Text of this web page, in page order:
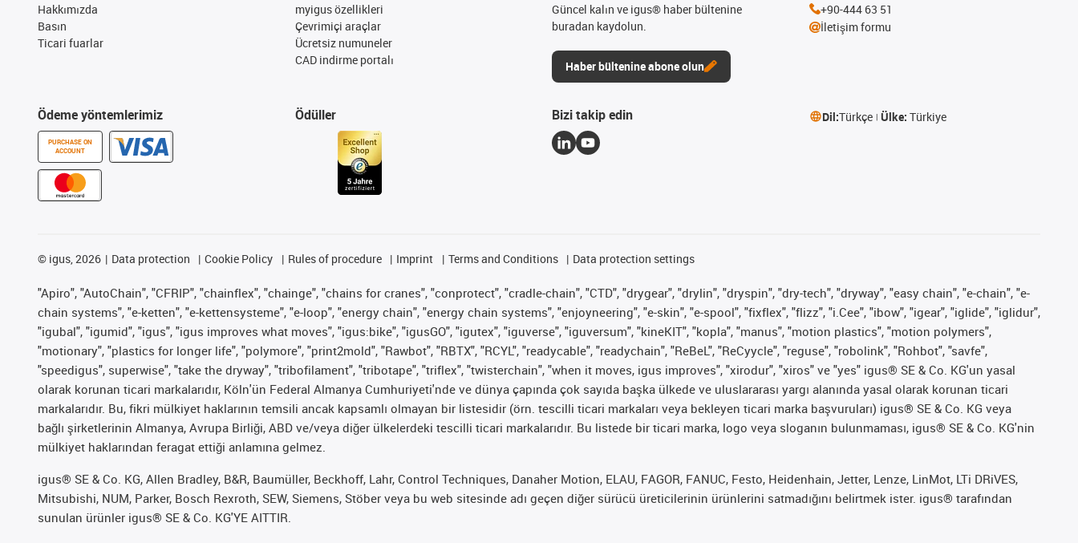
Hakkımızda
Basın
Ticari fuarlar
Ödeme yöntemlerimiz
PURCHASE ON
ACCOUNT
myigus özellikleri
Çevrimiçi araçlar
Ücretsiz numuneler
CAD indirme portalı
Ödüller
Güncel kalın ve igus® haber bültenine
buradan kaydolun.
Haber bültenine abone olun
+90-444 63 51
İletişim formu
Bizi takip edin Dil:Türkçe Ülke: Türkiye
© igus, 2026 Data protection Cookie Policy Rules of procedure Imprint Terms and Conditions Data protection settings
"Apiro", "AutoChain", "CFRIP", "chainflex", "chainge", "chains for cranes", "conprotect", "cradle-chain", "CTD", "drygear", "drylin", "dryspin", "dry-tech", "dryway", "easy chain", "e-chain", "e-
chain systems", "e-ketten", "e-kettensysteme", "e-loop", "energy chain", "energy chain systems", "enjoyneering", "e-skin", "e-spool", "fixflex", "flizz", "i.Cee", "ibow", "igear", "iglide", "iglidur",
"igubal", "igumid", "igus", "igus improves what moves", "igus:bike", "igusGO", "igutex", "iguverse", "iguversum", "kineKIT", "kopla", "manus", "motion plastics", "motion polymers",
"motionary", "plastics for longer life", "polymore", "print2mold", "Rawbot", "RBTX", "RCYL", "readycable", "readychain", "ReBeL", "ReCyycle", "reguse", "robolink", "Rohbot", "savfe",
"speedigus", superwise", "take the dryway", "tribofilament", "tribotape", "triflex", "twisterchain", "when it moves, igus improves", "xirodur", "xiros" ve "yes" igus® SE & Co. KG'un yasal
olarak korunan ticari markalarıdır, Köln'ün Federal Almanya Cumhuriyeti'nde ve dünya çapında çok sayıda başka ülkede ve uluslararası yargı alanında yasal olarak korunan ticari
markalarıdır. Bu, fikri mülkiyet haklarının temsili ancak kapsamlı olmayan bir listesidir (örn. tescilli ticari markaları veya bekleyen ticari marka başvuruları) igus® SE & Co. KG veya
bağlı şirketlerinin Almanya, Avrupa Birliği, ABD ve/veya diğer ülkelerdeki tescilli ticari markalarıdır. Bu listede bir ticari marka, logo veya sloganın bulunmaması, igus® SE & Co. KG'nin
mülkiyet haklarından feragat ettiği anlamına gelmez.
igus® SE & Co. KG, Allen Bradley, B&R, Baumüller, Beckhoff, Lahr, Control Techniques, Danaher Motion, ELAU, FAGOR, FANUC, Festo, Heidenhain, Jetter, Lenze, LinMot, LTi DRiVES,
Mitsubishi, NUM, Parker, Bosch Rexroth, SEW, Siemens, Stöber veya bu web sitesinde adı geçen diğer sürücü üreticilerinin ürünlerini satmadığını belirtmek ister. igus® tarafından
sunulan ürünler igus® SE & Co. KG'YE AITTIR.